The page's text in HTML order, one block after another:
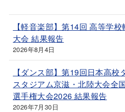
【軽音楽部】第14回 高等学
大会 結果報告
2026年8月4日
【ダンス部】第19回日本高
スタジアム京滋・北陸大会全
選手権大会2026 結果報告
2026年7月30日